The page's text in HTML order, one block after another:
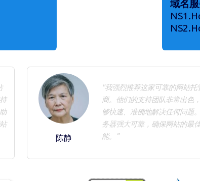
域名服
陈静
"我强烈推荐这家可靠的网站托
商。他们的支持团队非常出色
够快速、准确地解决任何问题
务器强大可靠，确保网站的最
能。"